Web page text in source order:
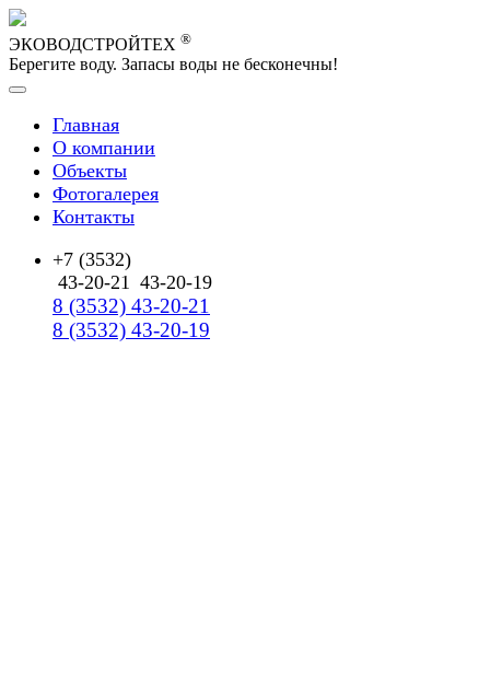
ЭКОВОДСТРОЙТЕХ ®
Берегите воду. Запасы воды не бесконечны!
Главная
О компании
Объекты
Фотогалерея
Контакты
+7 (3532)
43-20-21 43-20-19
8 (3532) 43-20-21
8 (3532) 43-20-19